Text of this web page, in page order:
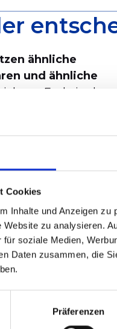
Cookies
Inhalte und Anzeigen
Website zu analysieren.
soziale Medien,
Daten zusammen, die
Präferenzen
ähnliche
und ähnliche
am Ende in der
Konstruktion. Sie
jeder einzelnen
in der Produktion
bauen. Wer
optimiert, baut
sichtbar. Eine
an
dass jede nicht
wird.